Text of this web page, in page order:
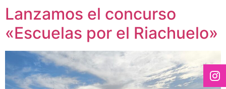
Lanzamos el concurso
«Escuelas por el Riachuelo»